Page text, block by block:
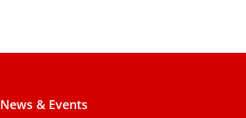
News & Events